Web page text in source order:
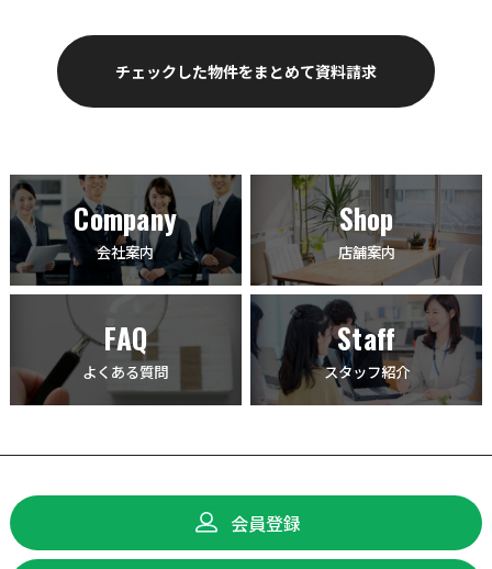
Company
会社案内
Shop
店舗案内
FAQ
よくある質問
Staff
スタッフ紹介
会員登録